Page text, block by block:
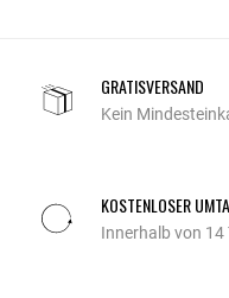
GRATISVERSAND
Kein
KOSTENLOSER
Innerhalb von 14